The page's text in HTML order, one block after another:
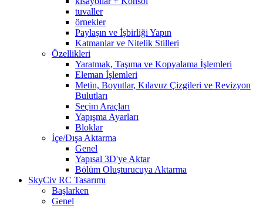
tuvaller
örnekler
Paylaşın ve İşbirliği Yapın
Katmanlar ve Nitelik Stilleri
Özellikleri
Yaratmak, Taşıma ve Kopyalama İşlemleri
Eleman İşlemleri
Metin, Boyutlar, Kılavuz Çizgileri ve Revizyon
Bulutları
Seçim Araçları
Yapışma Ayarları
Bloklar
İçe/Dışa Aktarma
Genel
Yapısal 3D'ye Aktar
Bölüm Oluşturucuya Aktarma
SkyCiv RC Tasarımı
Başlarken
Genel